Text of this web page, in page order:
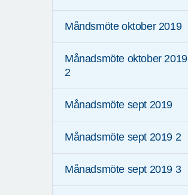
Måndsmöte oktober 2019
Månadsmöte oktober 2019
2
Månadsmöte sept 2019
Månadsmöte sept 2019 2
Månadsmöte sept 2019 3